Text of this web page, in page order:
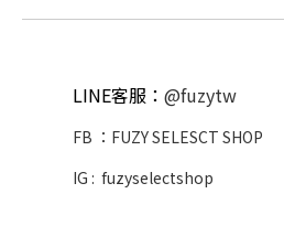
LINE客服： @fuzytw
FB ： FUZY SELESCT SHOP
IG : fuzyselectshop